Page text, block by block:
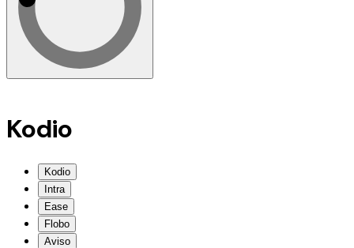
Kodio
Kodio
Intra
Ease
Flobo
Aviso